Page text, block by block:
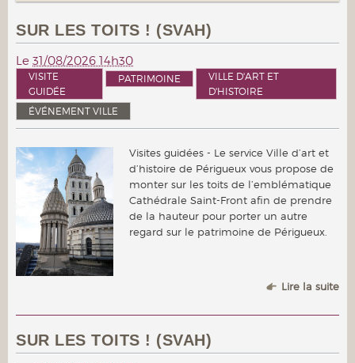
SUR LES TOITS ! (SVAH)
Le 31/08/2026 14h30
VISITE
GUIDÉE
PATRIMOINE
VILLE D'ART ET
D'HISTOIRE
ÉVÉNEMENT VILLE
Visites guidées - Le service Ville d’art et
d’histoire de Périgueux vous propose de
monter sur les toits de l’emblématique
Cathédrale Saint-Front afin de prendre
de la hauteur pour porter un autre
regard sur le patrimoine de Périgueux.
Lire la suite
SUR LES TOITS ! (SVAH)